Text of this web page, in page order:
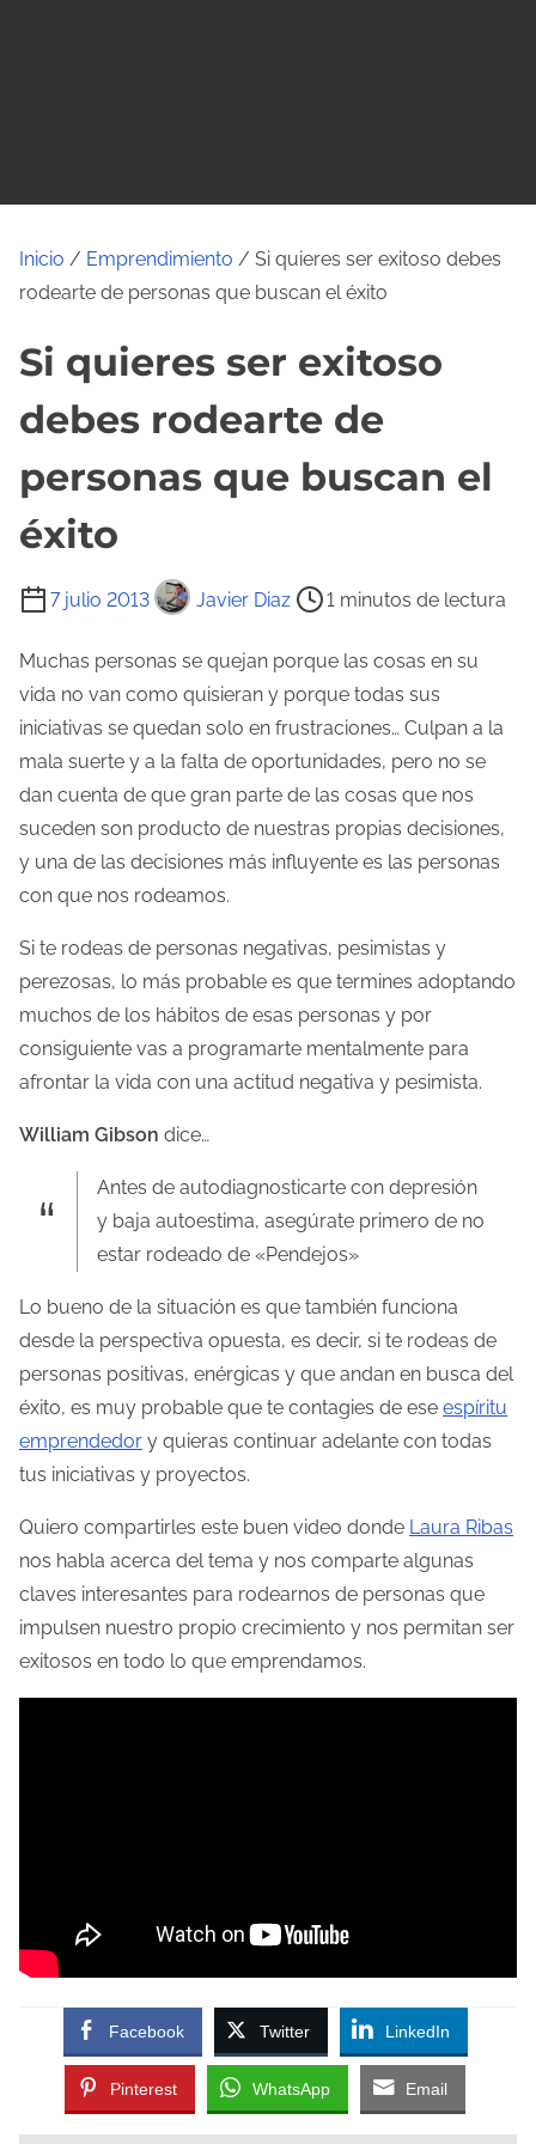
Inicio / Emprendimiento / Si quieres ser exitoso debes
rodearte de personas que buscan el éxito
Si quieres ser exitoso
debes rodearte de
personas que buscan el
éxito
7 julio 2013 Javier Diaz
T
e
m
p
o
d
e
l
e
t
u
r
a
d
e
t
d
1 minutos de lectura
Muchas personas se quejan porque las cosas en su
vida no van como quisieran y porque todas sus
iniciativas se quedan solo en frustraciones… Culpan a la
mala suerte y a la falta de oportunidades, pero no se
dan cuenta de que gran parte de las cosas que nos
suceden son producto de nuestras propias decisiones,
y una de las decisiones más influyente es las personas
con que nos rodeamos.
Si te rodeas de personas negativas, pesimistas y
perezosas, lo más probable es que termines adoptando
muchos de los hábitos de esas personas y por
consiguiente vas a programarte mentalmente para
afrontar la vida con una actitud negativa y pesimista.
William Gibson dice…
Antes de autodiagnosticarte con depresión
y baja autoestima, asegúrate primero de no
estar rodeado de «Pendejos»
Lo bueno de la situación es que también funciona
desde la perspectiva opuesta, es decir, si te rodeas de
personas positivas, enérgicas y que andan en busca del
éxito, es muy probable que te contagies de ese espíritu
emprendedor y quieras continuar adelante con todas
tus iniciativas y proyectos.
Quiero compartirles este buen video donde Laura Ribas
nos habla acerca del tema y nos comparte algunas
claves interesantes para rodearnos de personas que
impulsen nuestro propio crecimiento y nos permitan ser
exitosos en todo lo que emprendamos.
Facebook Twitter LinkedIn
Pinterest WhatsApp Email